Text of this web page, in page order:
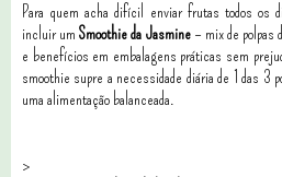
Para quem acha difícil enviar frutas todos os
incluir umSmoothie da Jasmine– mix de polpas
e benefícios em embalagens práticas sem
smoothie supre a necessidade diária de 1 das 3
uma alimentação balanceada.
>